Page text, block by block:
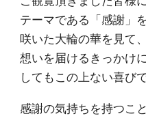
テーマである「感謝」
咲いた大輪の華を見て
想いを届けるきっかけ
してもこの上ない喜びで
感謝の気持ちを持つこ